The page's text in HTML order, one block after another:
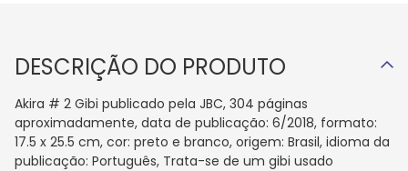
DESCRIÇÃO DO PRODUTO
Akira # 2 Gibi publicado pela JBC, 304 páginas
aproximadamente, data de publicação: 6/2018, formato:
17.5 x 25.5 cm, cor: preto e branco, origem: Brasil, idioma da
publicação: Português, Trata-se de um gibi usado